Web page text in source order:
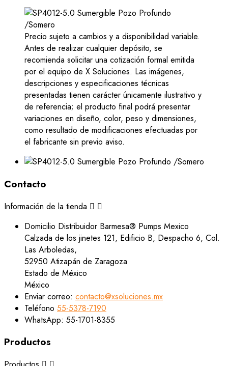
Precio sujeto a cambios y a disponibilidad variable.
Antes de realizar cualquier depósito, se
recomienda solicitar una cotización formal emitida
por el equipo de X Soluciones. Las imágenes,
descripciones y especificaciones técnicas
presentadas tienen carácter únicamente ilustrativo y
de referencia; el producto final podrá presentar
variaciones en diseño, color, peso y dimensiones,
como resultado de modificaciones efectuadas por
el fabricante sin previo aviso.
Contacto
Información de la tienda  
Domicilio Distribuidor Barmesa® Pumps Mexico
Calzada de los jinetes 121, Edificio B, Despacho 6, Col.
Las Arboledas,
52950 Atizapán de Zaragoza
Estado de México
México
Enviar correo: contacto@xsoluciones.mx
Teléfono 55-5378-7190
WhatsApp: 55-1701-8355
Productos